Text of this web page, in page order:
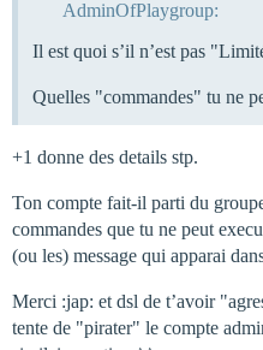
AdminOfPlaygroup:
Il est quoi s’il n’est pas
Quelles "commandes" tu ne
+1 donne des details stp.
Ton compte fait-il parti du
commandes que tu ne peut
(ou les) message qui apparai
Merci :jap: et dsl de t’avoir
tente de "pirater" le compte